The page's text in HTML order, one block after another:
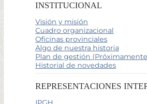
INSTITUCIONAL
Visión y misión
Cuadro organizacional
Oficinas provinciales
Algo de nuestra historia
Plan de gestión
Historial de novedades
REPRESENTACIONES